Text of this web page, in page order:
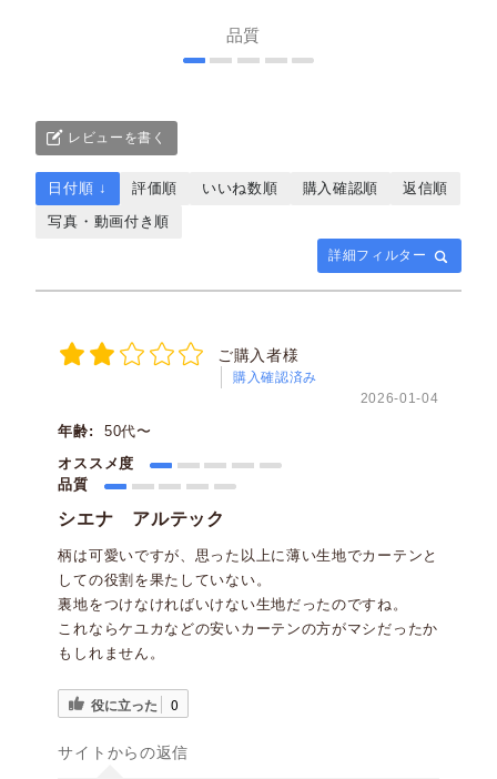
品質
レビューを書く
詳細フィルター
日付順 ↓ 評価順 いいね数順 購入確認順
返信順
写真・動画付き順
ご購入者様
購入確認済み
2026-01-04
年齢:
50代〜
オススメ度
品質
シエナ アルテック
柄は可愛いですが、思った以上に薄い生地でカーテンと
しての役割を果たしていない。
裏地をつけなければいけない生地だったのですね。
これならケユカなどの安いカーテンの方がマシだったか
もしれません。
役に立った 0
サイトからの返信